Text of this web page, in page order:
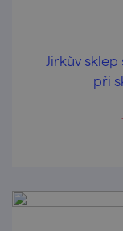
Jirkův
při